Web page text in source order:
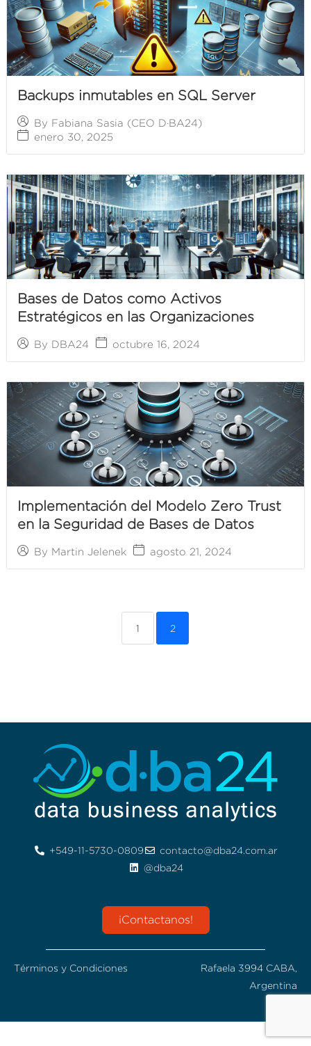
Backups inmutables en SQL Server
By Fabiana Sasia (CEO D·BA24)
enero 30, 2025
Bases de Datos como Activos
Estratégicos en las Organizaciones
By DBA24 octubre 16, 2024
Implementación del Modelo Zero Trust
en la Seguridad de Bases de Datos
By Martin Jelenek agosto 21, 2024
1 2
+549-11-5730-0809
contacto@dba24.com.ar
@dba24
¡Contactanos!
Términos y Condiciones
Rafaela 3994 CABA,
Argentina